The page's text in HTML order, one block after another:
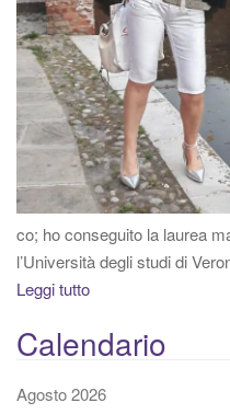
co; ho conseguito la laurea
l’Università degli studi di
Leggi tutto
Calendario
Agosto 2026